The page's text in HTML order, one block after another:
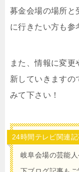
募金会場の場所と
に行きたい方も参
また、情報に変
新していきますの
みて下さい！
24時間テレビ関連
岐阜会場の芸能